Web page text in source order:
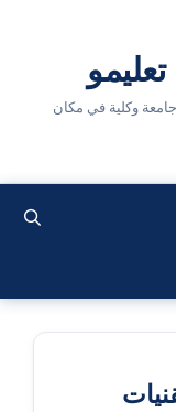
بوابة الأخبار الأكاديمية العراقية — أكثر من 20 جامعة وكلية في مكان